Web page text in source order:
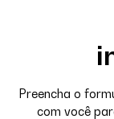
Preencha o
com você